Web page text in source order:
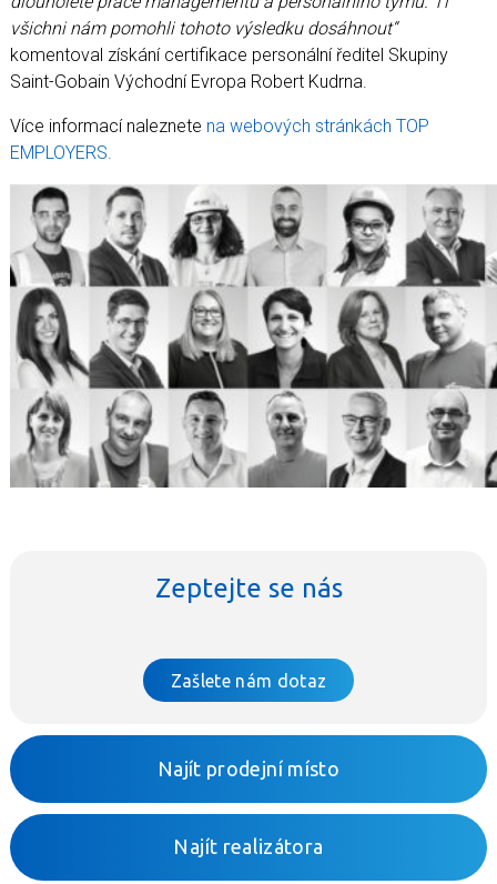
všichni nám pomohli tohoto výsledku dosáhnout“
komentoval získání certifikace personální ředitel Skupiny
Saint-Gobain Východní Evropa Robert Kudrna.
Více informací naleznete na webových stránkách TOP
EMPLOYERS.
Zeptejte se nás
Zašlete nám dotaz
Najít prodejní místo
Najít realizátora